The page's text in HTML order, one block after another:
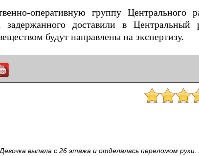
оперативную группу Центрального
доставили в Центральный
будут направлены на экспертизу.
Девочка выпала с 26 этажа и отделалась переломом